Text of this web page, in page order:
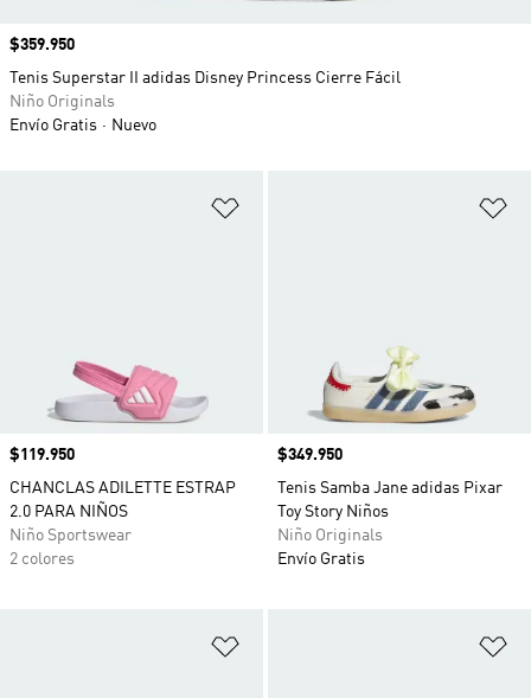
Precio
$119.950
CHANCLAS ADILETTE ESTRAP
2.0 PARA NIÑOS
Niño Sportswear
2 colores
Precio
$349.950
Tenis Samba Jane adidas Pixar
Toy Story Niños
Niño Originals
Envío Gratis
Precio
$359.950
Tenis Superstar II adidas Disney Princess Cierre Fácil
Niño Originals
Envío Gratis
Nuevo